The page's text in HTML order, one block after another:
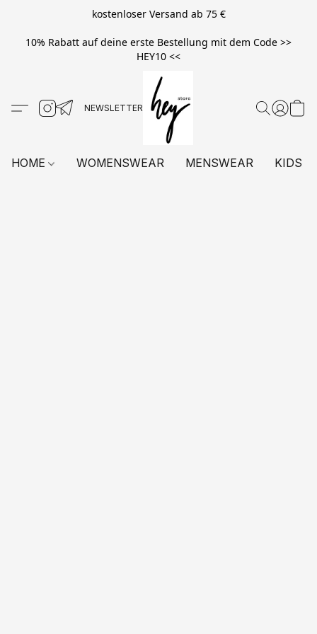
kostenloser Versand ab 75 €
10% Rabatt auf deine erste Bestellung mit dem Code >>
HEY10 <<
HOME WOMENSWEAR MENSWEAR KIDS